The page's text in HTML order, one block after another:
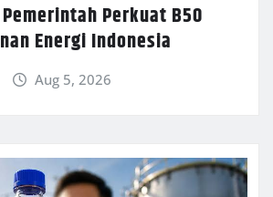
Pemerintah Perkuat B50
Energi Indonesia
Aug 5, 2026